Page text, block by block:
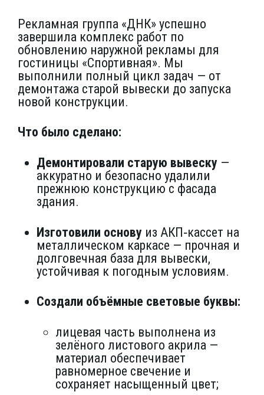
Рекламная группа «ДНК» успешно
завершила комплекс работ по
обновлению наружной рекламы для
гостиницы «Спортивная». Мы
выполнили полный цикл задач — от
демонтажа старой вывески до запуска
новой конструкции.
Что было сделано:
Демонтировали старую вывеску —
аккуратно и безопасно удалили
прежнюю конструкцию с фасада
здания.
Изготовили основу из АКП‑кассет на
металлическом каркасе — прочная и
долговечная база для вывески,
устойчивая к погодным условиям.
Создали объёмные световые буквы:
лицевая часть выполнена из
зелёного листового акрила —
материал обеспечивает
равномерное свечение и
сохраняет насыщенный цвет;